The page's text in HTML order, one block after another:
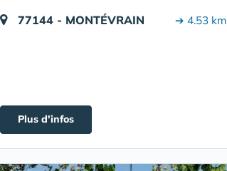
77144 - MONTÉVRAIN ➔ 4.53 km
Plus d'infos